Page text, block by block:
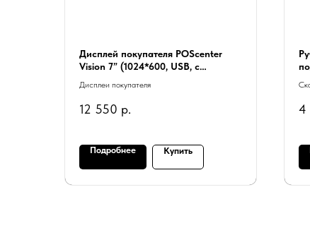
Дисплей покупателя POScenter
Vision 7” (1024*600, USB, с
Дисплеи покупателя
12 550 р.
Подробнее Купить
4